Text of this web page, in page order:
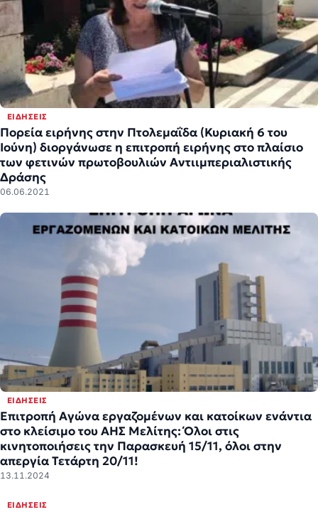
ΕΙΔΉΣΕΙΣ
Πορεία ειρήνης στην Πτολεμαΐδα (Κυριακή 6 του
Ιούνη) διοργάνωσε η επιτροπή ειρήνης στο πλαίσιο
των φετινών πρωτοβουλιών Αντιιμπεριαλιστικής
Δράσης
06.06.2021
ΕΙΔΉΣΕΙΣ
Επιτροπή Αγώνα εργαζομένων και κατοίκων ενάντια
στο κλείσιμο του ΑΗΣ Μελίτης: Όλοι στις
κινητοποιήσεις την Παρασκευή 15/11, όλοι στην
απεργία Τετάρτη 20/11!
13.11.2024
ΕΙΔΉΣΕΙΣ